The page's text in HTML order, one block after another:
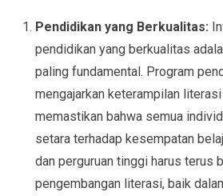
Pendidikan yang Berkualitas:
pendidikan yang berkualitas
paling fundamental. Program
mengajarkan keterampilan
memastikan bahwa semua
setara terhadap kesempatan
dan perguruan tinggi harus terus
pengembangan literasi, baik